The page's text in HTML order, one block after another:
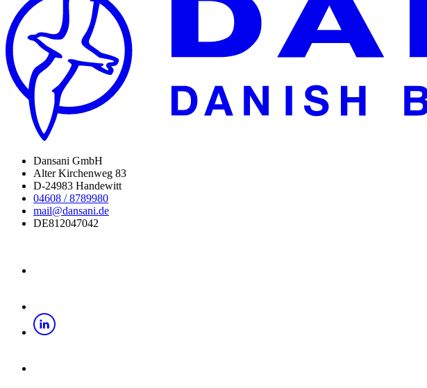
Dansani GmbH
Alter Kirchenweg 83
D-24983 Handewitt
04608 / 8789980
mail@dansani.de
DE812047042